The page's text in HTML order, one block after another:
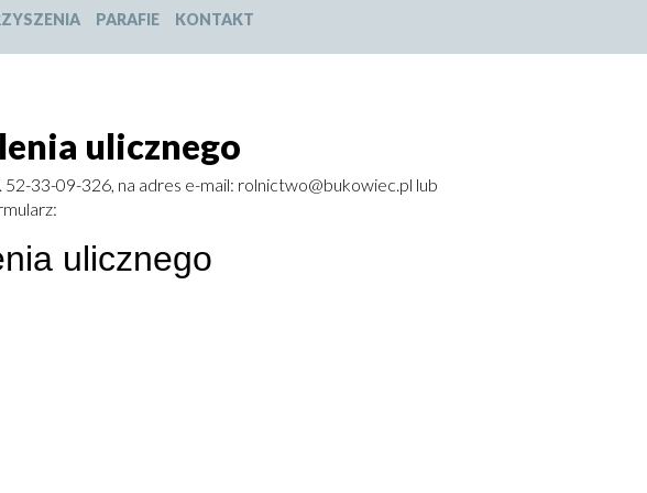
PARAFIE KONTAKT
ulicznego
33-09-326, na adres e-mail: rolnictwo@bukowiec.pl lub